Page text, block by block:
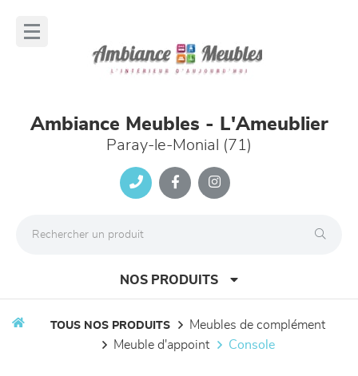
Ambiance Meubles - L'Ameublier
Paray-le-Monial (71)
NOS PRODUITS
TOUS NOS PRODUITS
meubles de complément
meuble d'appoint
console